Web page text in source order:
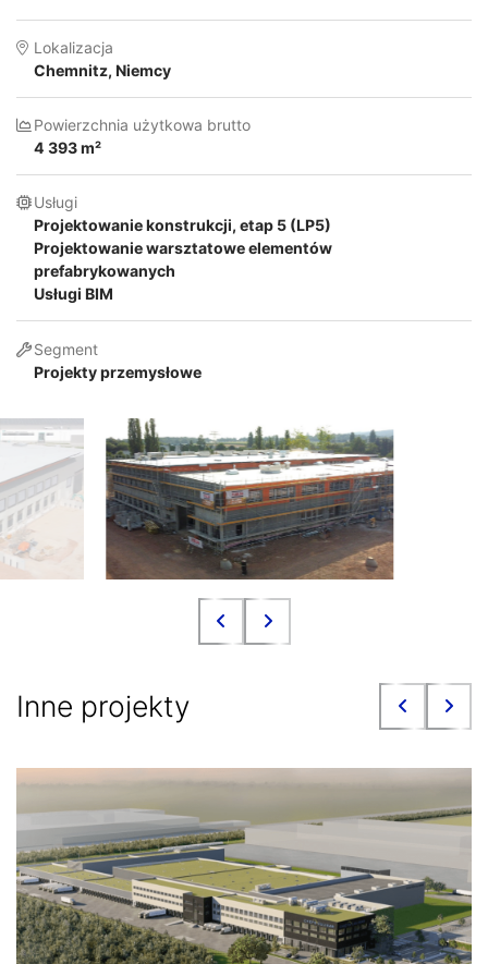
Lokalizacja
Chemnitz, Niemcy
Powierzchnia użytkowa brutto
4 393 m²
Usługi
Projektowanie konstrukcji, etap 5 (LP5)
Projektowanie warsztatowe elementów
prefabrykowanych
Usługi BIM
Segment
Projekty przemysłowe
Inne projekty